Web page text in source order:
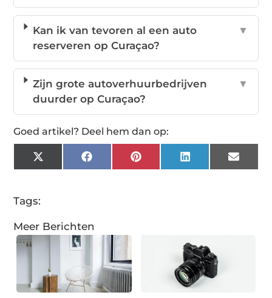
Kan ik van tevoren al een auto
reserveren op Curaçao?
▼
Zijn grote autoverhuurbedrijven
duurder op Curaçao?
▼
Goed artikel? Deel hem dan op:
X
(Twitter)
FacebookPinterestLinkedInEmail
Tags:
Meer Berichten